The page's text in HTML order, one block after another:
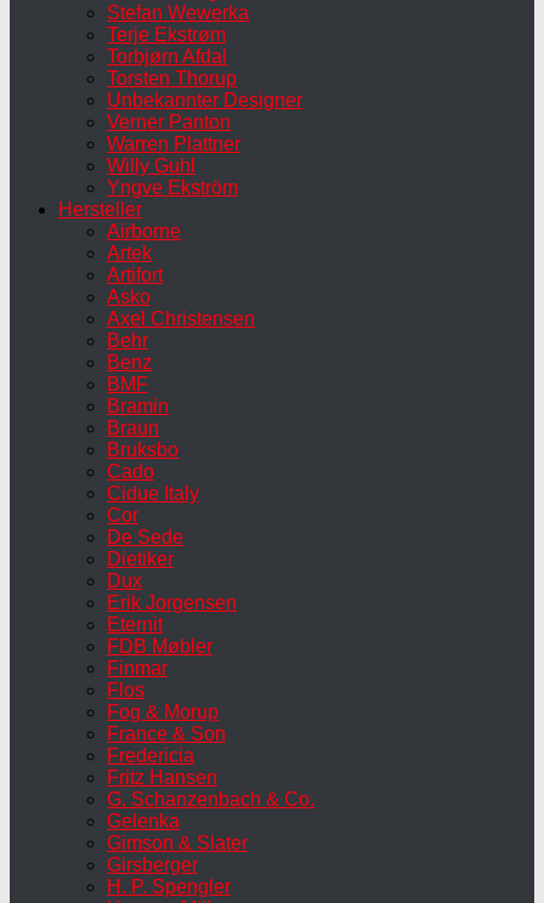
Stefan Wewerka
Terje Ekstrøm
Torbjørn Afdal
Torsten Thorup
Unbekannter Designer
Verner Panton
Warren Plattner
Willy Guhl
Yngve Ekström
Hersteller
Airborne
Artek
Artifort
Asko
Axel Christensen
Behr
Benz
BMF
Bramin
Braun
Bruksbo
Cado
Cidue Italy
Cor
De Sede
Dietiker
Dux
Erik Jorgensen
Eternit
FDB Møbler
Finmar
Flos
Fog & Morup
France & Son
Fredericia
Fritz Hansen
G. Schanzenbach & Co.
Gelenka
Gimson & Slater
Girsberger
H. P. Spengler